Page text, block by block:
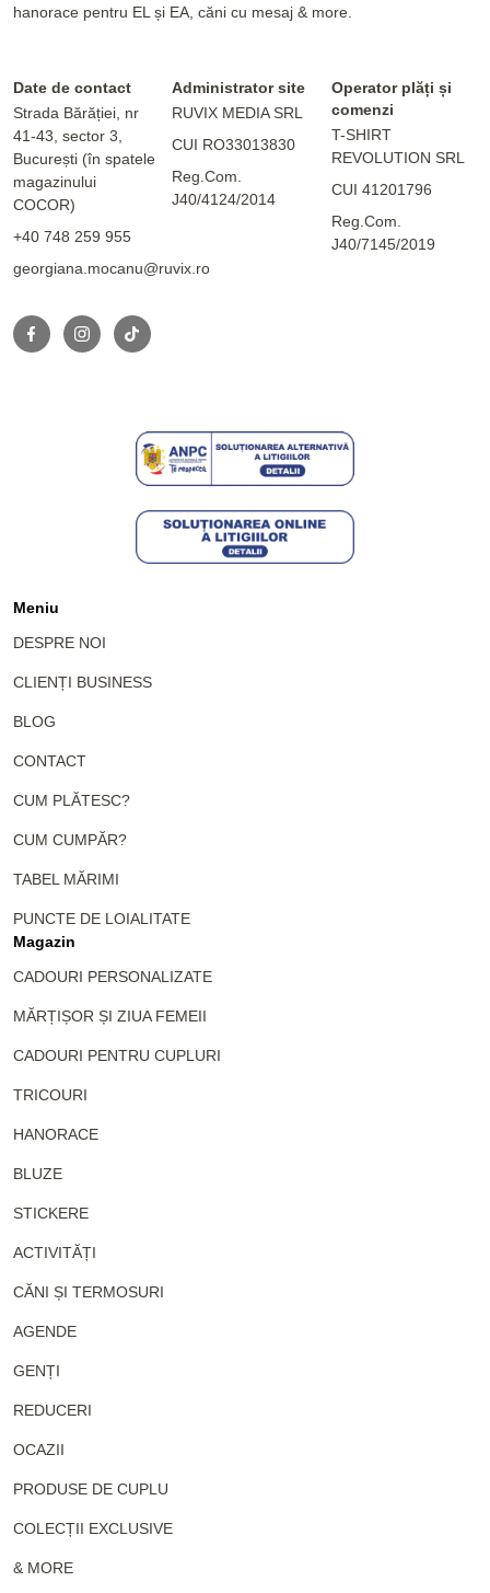
hanorace pentru EL și EA, căni cu mesaj & more.
Date de contact
Strada Bărăției, nr
41-43, sector 3,
București (în spatele
magazinului
COCOR)
+40 748 259 955
georgiana.mocanu@ruvix.ro
Administrator site
RUVIX MEDIA SRL
CUI RO33013830
Reg.Com.
J40/4124/2014
Operator plăți și
comenzi
T-SHIRT
REVOLUTION SRL
CUI 41201796
Reg.Com.
J40/7145/2019
Meniu
DESPRE NOI
CLIENȚI BUSINESS
BLOG
CONTACT
CUM PLĂTESC?
CUM CUMPĂR?
TABEL MĂRIMI
PUNCTE DE LOIALITATE
Magazin
CADOURI PERSONALIZATE
MĂRȚIȘOR ȘI ZIUA FEMEII
CADOURI PENTRU CUPLURI
TRICOURI
HANORACE
BLUZE
STICKERE
ACTIVITĂȚI
CĂNI ȘI TERMOSURI
AGENDE
GENȚI
REDUCERI
OCAZII
PRODUSE DE CUPLU
COLECȚII EXCLUSIVE
& MORE